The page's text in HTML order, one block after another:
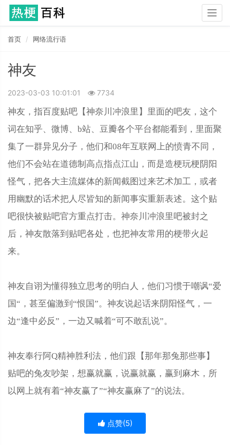
首页 网络流行语
神友
2023-03-03 10:01:01 7734
神友，指百度贴吧【神奈川冲浪里】里面的吧友，这个
词在知乎、微博、b站、豆瓣各个平台都能看到，里面聚
集了一群异见分子，他们和08年互联网上的愤青不同，
他们不会站在道德制高点指点江山，而是造梗玩梗阴阳
怪气，把各大主流媒体的新闻截图过来艺术加工，或者
用幽默的话术把人尽皆知的新闻事实重新表述。这个贴
吧很快被贴吧官方重点打击。神奈川冲浪里吧被封之
后，神友散落到贴吧各处，也把神友常用的梗带火起
来。
神友自诩为懂得独立思考的明白人，他们习惯于嘲讽“爱
国“，甚至偏激到“恨国”。神友说起话来阴阳怪气，一
边“逢中必反”，一边又喊着“可不敢乱说”。
神友奉行阿Q精神胜利法，他们跟【那年那兔那些事】
贴吧的兔友吵架，想赢就赢，说赢就赢，赢到麻木，所
以网上就有着“神友赢了”“神友赢麻了”的说法。
点赞(5)